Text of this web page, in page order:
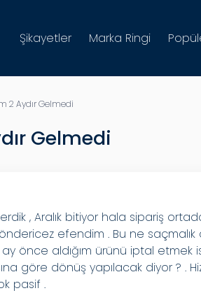
Şikayetler Marka Ringi
2 Aydır Gelmedi
Gelmedi
, Aralık bitiyor hala sipariş
efendim . Bu ne saçmalık
ay önce aldığım ürünü iptal etmek
göre dönüş yapılacak diyor ? .
pasif .